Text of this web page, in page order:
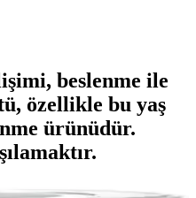
beslenme ile
özellikle bu yaş
ürünüdür.